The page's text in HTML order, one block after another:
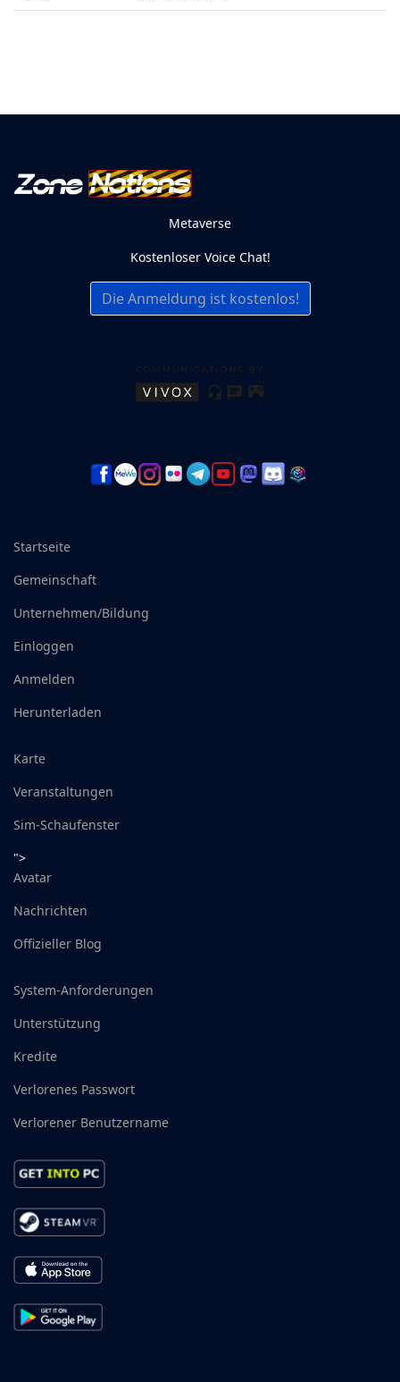
Metaverse
Kostenloser Voice Chat!
Die Anmeldung ist kostenlos!
Startseite
Gemeinschaft
Unternehmen/Bildung
Einloggen
Anmelden
Herunterladen
Karte
Veranstaltungen
Sim-Schaufenster
">
Avatar
Nachrichten
Offizieller Blog
System-Anforderungen
Unterstützung
Kredite
Verlorenes Passwort
Verlorener Benutzername